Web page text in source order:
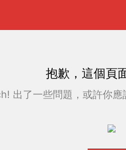
抱歉，這個頁
出了一些問題，或許你